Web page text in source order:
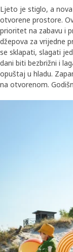
Ljeto je stiglo, a
otvorene prostore.
prioritet na zabavu i
džepova za vrijedne
se sklapati, slagati
dani biti bezbrižni i
opuštaj u hladu.
na otvorenom.